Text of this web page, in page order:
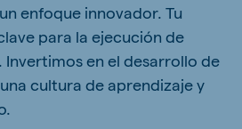
enfoque innovador. Tu
para la ejecución de
en el desarrollo de
cultura de aprendizaje y